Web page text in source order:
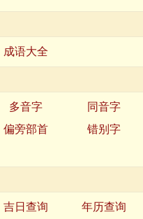
成语大全
多音字
同音字
偏旁部首
错别字
吉日查询 年历查询